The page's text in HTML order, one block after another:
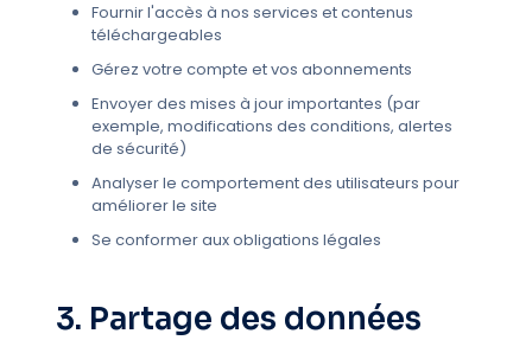
Fournir l'accès à nos services et contenus
téléchargeables
Gérez votre compte et vos abonnements
Envoyer des mises à jour importantes (par
exemple, modifications des conditions, alertes
de sécurité)
Analyser le comportement des utilisateurs pour
améliorer le site
Se conformer aux obligations légales
3. Partage des données